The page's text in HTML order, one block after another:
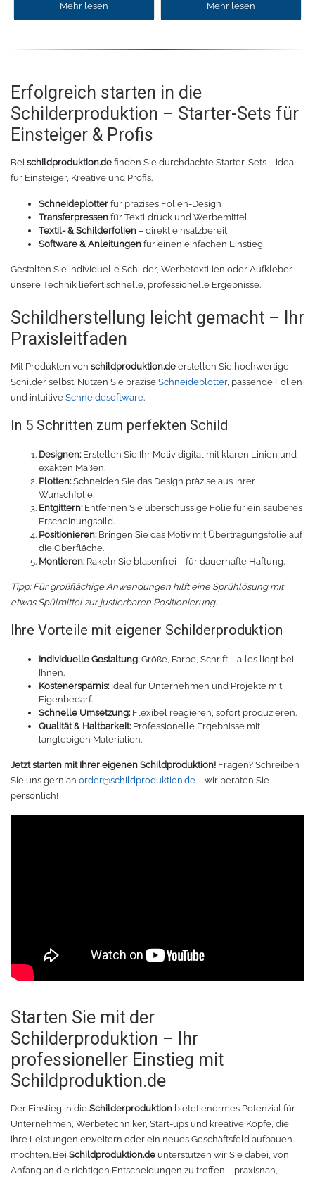
Mehr lesen Mehr lesen
Erfolgreich starten in die
Schilderproduktion – Starter-Sets für
Einsteiger & Profis
Bei schildproduktion.de finden Sie durchdachte Starter-Sets – ideal
für Einsteiger, Kreative und Profis.
Schneideplotter für präzises Folien-Design
Transferpressen für Textildruck und Werbemittel
Textil- & Schilderfolien – direkt einsatzbereit
Software & Anleitungen für einen einfachen Einstieg
Gestalten Sie individuelle Schilder, Werbetextilien oder Aufkleber –
unsere Technik liefert schnelle, professionelle Ergebnisse.
Schildherstellung leicht gemacht – Ihr
Praxisleitfaden
Mit Produkten von schildproduktion.de erstellen Sie hochwertige
Schilder selbst. Nutzen Sie präzise Schneideplotter, passende Folien
und intuitive Schneidesoftware.
In 5 Schritten zum perfekten Schild
Designen:Erstellen Sie Ihr Motiv digital mit klaren Linien und
exakten Maßen.
Plotten:Schneiden Sie das Design präzise aus Ihrer
Wunschfolie.
Entgittern:Entfernen Sie überschüssige Folie für ein sauberes
Erscheinungsbild.
Positionieren:Bringen Sie das Motiv mit Übertragungsfolie auf
die Oberfläche.
Montieren:Rakeln Sie blasenfrei – für dauerhafte Haftung.
Tipp: Für großflächige Anwendungen hilft eine Sprühlösung mit
etwas Spülmittel zur justierbaren Positionierung.
Ihre Vorteile mit eigener Schilderproduktion
Individuelle Gestaltung:Größe, Farbe, Schrift – alles liegt bei
Ihnen.
Kostenersparnis:Ideal für Unternehmen und Projekte mit
Eigenbedarf.
Schnelle Umsetzung:Flexibel reagieren, sofort produzieren.
Qualität & Haltbarkeit:Professionelle Ergebnisse mit
langlebigen Materialien.
Jetzt starten mit Ihrer eigenen Schildproduktion! Fragen? Schreiben
Sie uns gern an order@schildproduktion.de – wir beraten Sie
persönlich!
Starten Sie mit der
Schilderproduktion – Ihr
professioneller Einstieg mit
Schildproduktion.de
Der Einstieg in die Schilderproduktion bietet enormes Potenzial für
Unternehmen, Werbetechniker, Start-ups und kreative Köpfe, die
ihre Leistungen erweitern oder ein neues Geschäftsfeld aufbauen
möchten. Bei Schildproduktion.de unterstützen wir Sie dabei, von
Anfang an die richtigen Entscheidungen zu treffen – praxisnah,